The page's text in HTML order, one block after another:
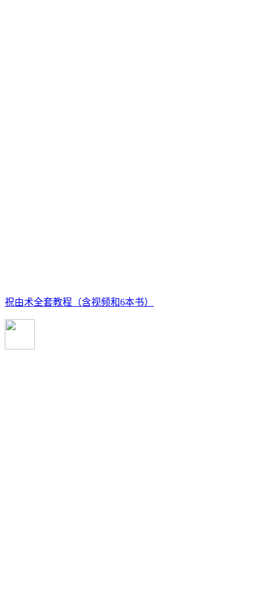
祝由术全套教程（含视频和6本书）